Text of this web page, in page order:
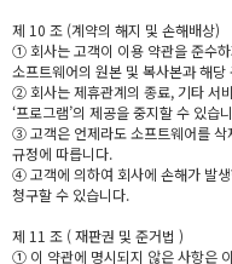
제 10 조 (계약의 해지 및 손해배상)
① 회사는 고객이 이용 약관을 준수
소프트웨어의 원본 및 복사본과 해
② 회사는 제휴관계의 종료, 기타 서
‘프로그램’의 제공을 중지할 수 있습
③ 고객은 언제라도 소프트웨어를 삭
규정에 따릅니다.
④ 고객에 의하여 회사에 손해가 발
청구할 수 있습니다.
제 11 조 ( 재판권 및 준거법 )
① 이 약관에 명시되지 않은 사항은